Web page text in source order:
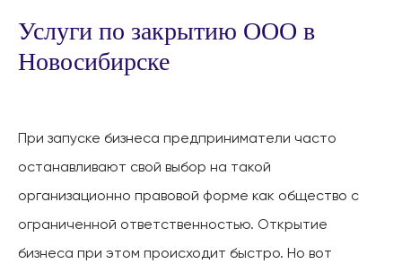
Услуги по закрытию ООО в
Новосибирске
При запуске бизнеса предприниматели часто
останавливают свой выбор на такой
организационно правовой форме как общество с
ограниченной ответственностью. Открытие
бизнеса при этом происходит быстро. Но вот